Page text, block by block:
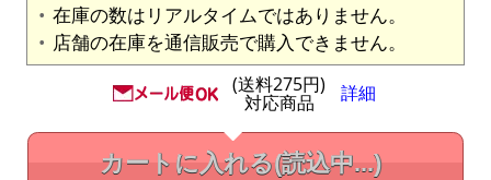
在庫の数はリアルタイムではありません。
店舗の在庫を通信販売で購入できません。
(送料275円)
対応商品 詳細
カートに入れる(読込中...)